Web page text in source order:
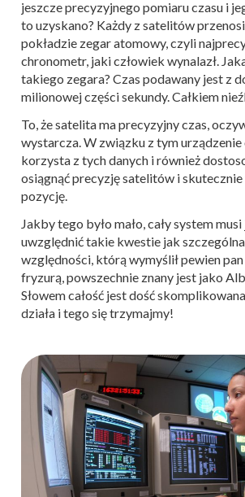
jeszcze precyzyjnego pomiaru czasu i
to uzyskano? Każdy z satelitów
pokładzie zegar atomowy, czyli
chronometr, jaki człowiek wynalazł.
takiego zegara? Czas podawany jest z
milionowej części sekundy. Całkiem
To, że satelita ma precyzyjny czas,
wystarcza. W związku z tym
korzysta z tych danych i również
osiągnąć precyzję satelitów i
pozycję.
Jakby tego było mało, cały system
uwzględnić takie kwestie jak
względności, którą wymyślił pewien
fryzurą, powszechnie znany jest jako
Słowem całość jest dość
działa i tego się trzymajmy!